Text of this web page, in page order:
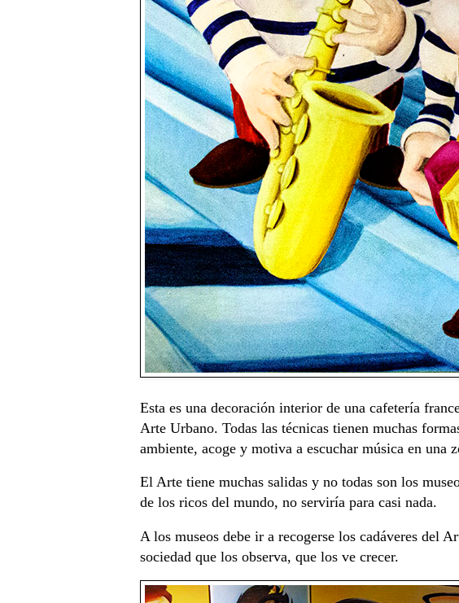
Esta es una decoración interior de una cafetería
Arte Urbano. Todas las técnicas tienen muchas
ambiente, acoge y motiva a escuchar música en una
El Arte tiene muchas salidas y no todas son los
de los ricos del mundo, no serviría para casi nada.
A los museos debe ir a recogerse los cadáveres del
sociedad que los observa, que los ve crecer.